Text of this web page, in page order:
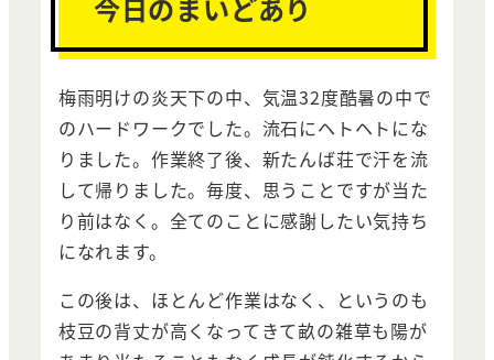
今日のまいどあり
梅雨明けの炎天下の中、気温32度酷暑の中で
のハードワークでした。流石にヘトヘトにな
りました。作業終了後、新たんば荘で汗を流
して帰りました。毎度、思うことですが当た
り前はなく。全てのことに感謝したい気持ち
になれます。
この後は、ほとんど作業はなく、というのも
枝豆の背丈が高くなってきて畝の雑草も陽が